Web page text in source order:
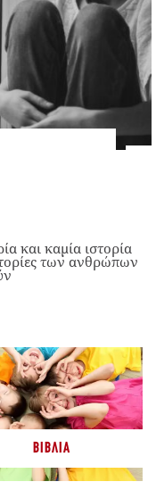
και καμία ιστορία
των ανθρώπων
ΒΙΒΛΊΑ